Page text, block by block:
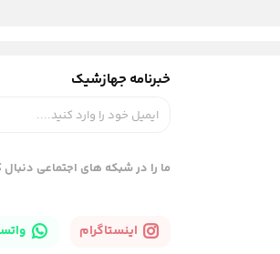
خبرنامه جهازشیک
ما را در شبکه های اجتماعی دنبال
اینستاگرام